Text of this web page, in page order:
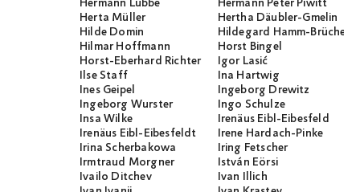
Hermann Lübbe
Hermann Peter Piwitt
Herta Müller
Hertha Däubler-Gmelin
Hilde Domin
Hildegard Hamm-Brücher
Hilmar Hoffmann
Horst Bingel
Horst-Eberhard Richter
Igor Lasić
Ilse Staff
Ina Hartwig
Ines Geipel
Ingeborg Drewitz
Ingeborg Wurster
Ingo Schulze
Insa Wilke
Irenäus Eibl-Eibesfeld
Irenäus Eibl-Eibesfeldt
Irene Hardach-Pinke
Irina Scherbakowa
Iring Fetscher
Irmtraud Morgner
István Eörsi
Ivailo Ditchev
Ivan Illich